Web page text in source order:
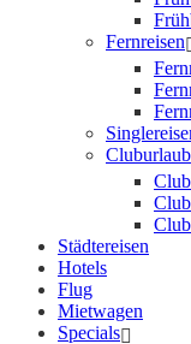
Fernreisen
Cluburlaub
Städtereisen
Hotels
Flug
Mietwagen
Specials